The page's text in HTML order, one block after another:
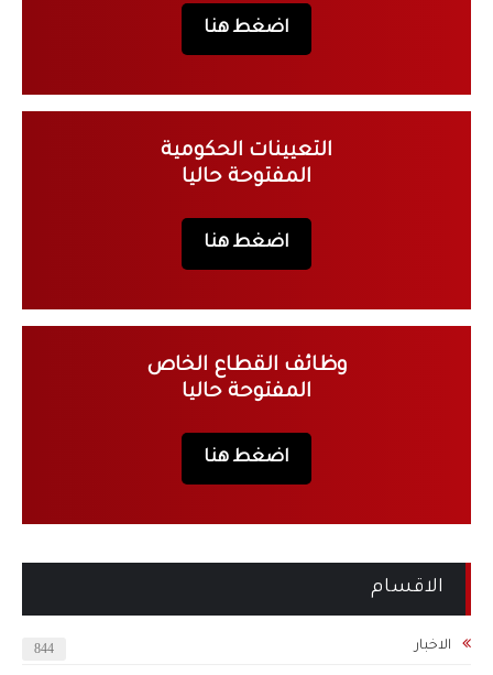
اضغط هنا
التعيينات الحكومية
المفتوحة حاليا
اضغط هنا
وظائف القطاع الخاص
المفتوحة حاليا
اضغط هنا
الاقسام
الاخبار 844